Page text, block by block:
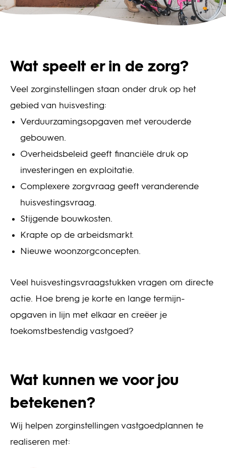
Wat speelt er in de zorg?
Veel zorginstellingen staan onder druk op het
gebied van huisvesting:
Verduurzamingsopgaven met verouderde
gebouwen.
Overheidsbeleid geeft financiële druk op
investeringen en exploitatie.
Complexere zorgvraag geeft veranderende
huisvestingsvraag.
Stijgende bouwkosten.
Krapte op de arbeidsmarkt.
Nieuwe woonzorgconcepten.
Veel huisvestingsvraagstukken vragen om directe
actie. Hoe breng je korte en lange termijn-
opgaven in lijn met elkaar en creëer je
toekomstbestendig vastgoed?
Wat kunnen we voor jou
betekenen?
Wij helpen zorginstellingen vastgoedplannen te
realiseren met: